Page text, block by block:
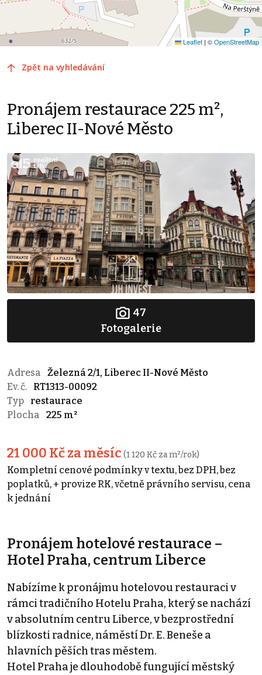
Leaflet | ©OpenStreetMap
Zpět na vyhledávání
Pronájem restaurace 225 m²,
Liberec II-Nové Město
47
Fotogalerie
Adresa
Železná 2/1, Liberec II-Nové Město
Ev. č.
RT1313-00092
Typ
restaurace
Plocha
225 m²
21 000 Kč za měsíc (1 120 Kč za m²/rok)
Kompletní cenové podmínky v textu, bez DPH, bez
poplatků, + provize RK, včetně právního servisu, cena
k jednání
Pronájem hotelové restaurace –
Hotel Praha, centrum Liberce
Nabízíme k pronájmu hotelovou restauraci v
rámci tradičního Hotelu Praha, který se nachází
v absolutním centru Liberce, v bezprostřední
blízkosti radnice, náměstí Dr. E. Beneše a
hlavních pěších tras městem.
Hotel Praha je dlouhodobě fungující městský